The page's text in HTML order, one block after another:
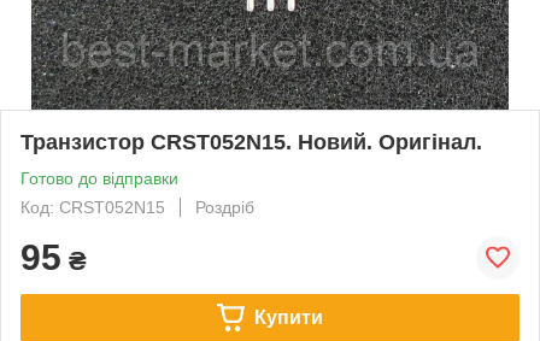
Транзистор CRST052N15. Новий. Оригінал.
Готово до відправки
Код: CRST052N15
Роздріб
95 ₴
Купити